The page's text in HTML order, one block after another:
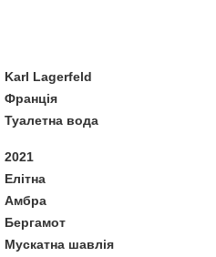
Karl Lagerfeld
Франція
Туалетна вода
2021
Елітна
Амбра
Бергамот
Мускатна шавлія